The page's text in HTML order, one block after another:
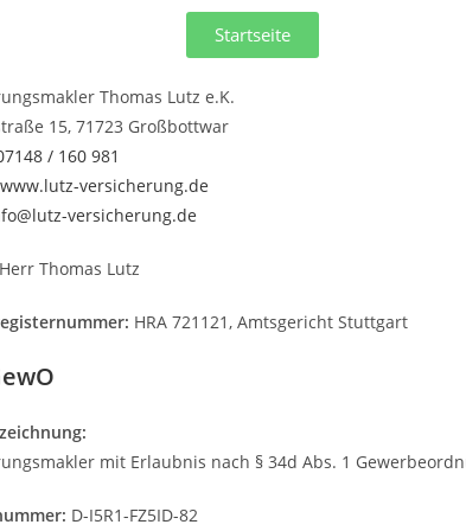
Startseite
Thomas Lutz e.K.
15, 71723 Großbottwar
/ 160 981
www.lutz-versicherung.de
versicherung.de
Herr Thomas Lutz
HRA 721121, Amtsgericht Stuttgart
mit Erlaubnis nach § 34d Abs. 1
D-I5R1-FZ5ID-82